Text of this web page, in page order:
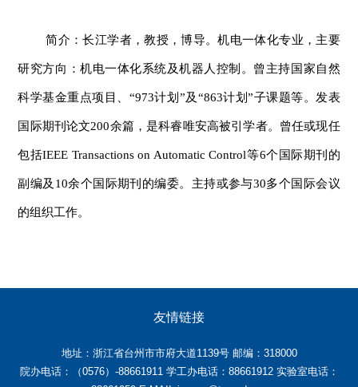
简介：长江学者，教授，博导。机电一体化专业，主要
研究方向：机电一体化系统及机器人控制。曾主持国家自然
科学基金重点项目、“973计划”及“863计划”子课题等。发表
国际期刊论文200余篇，是科睿唯安高被引学者。曾任或现任
包括IEEE Transactions on Automatic Control等6个国际期刊的
副编及10余个国际期刊的编委。主持或参与30多个国际会议
的组织工作。
友情链接
地址：浙江省台州市市府大道1139号 邮编：318000
院办电话：（0576）-88661911 学工办电话：88661912 实验室电话：